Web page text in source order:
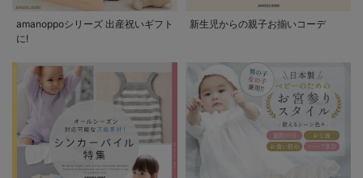
amanoppoシリーズ 出産祝いギフト
に!
新生児からの親子お揃いコーデ